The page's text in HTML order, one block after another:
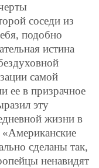
соседи из
подобно
истина
самой
ее в призрачное
эту
жизни в
сделаны так,
ненавидят